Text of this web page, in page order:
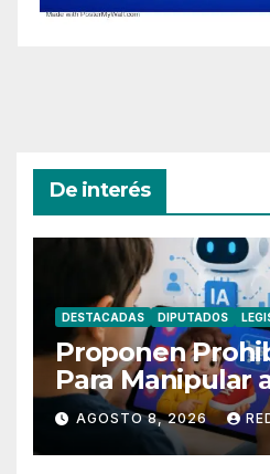
De interés
DESTACADAS DIPUTADOS
Proponen
Para Manipular
Adolescentes
AGOSTO 8, 2026